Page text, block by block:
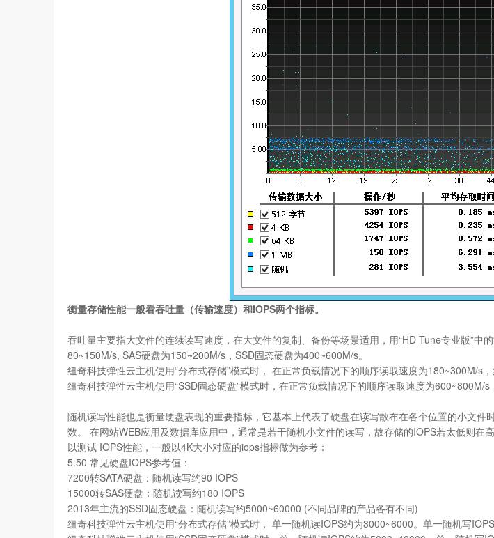
衡量存储性能一般看吞吐量（传输速度）和IOPS两个指标。
吞吐量主要指大文件的连续读写速度，在大文件的复制、备份等场景适用，用“HD Tune专业版”中
80~150M/s, SAS硬盘为150~200M/s，SSD固态硬盘为400~600M/s。
纽奇科技弹性云主机使用“分布式存储”模式时， 在正常负载情况下的顺序读取速度为180~300M/s
纽奇科技弹性云主机使用“SSD固态硬盘”模式时，在正常负载情况下的顺序读取速度为600~800M/s
随机读写性能也是衡量硬盘表现的重要指标，它基本上代表了硬盘在读写散布在各个位置的小文
数。 在网站WEB应用及数据库应用中，通常是若干随机小文件的读写，故存储的IOPS若太低则在
以测试 IOPS性能，一般以4K大小对应的iops指标做为参考：
5.50 常见硬盘IOPS参考值：
7200转SATA硬盘：随机读写约90 IOPS
15000转SAS硬盘：随机读写约180 IOPS
2013年主流的SSD固态硬盘：随机读写约5000~60000 (不同品牌的产品各有不同)
纽奇科技弹性云主机使用“分布式存储”模式时， 单一随机读IOPS约为3000~6000。单一随机写